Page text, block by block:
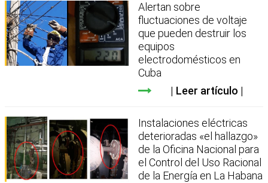
Alertan sobre
fluctuaciones de voltaje
que pueden destruir los
equipos
electrodomésticos en
Cuba
Leer artículo
Instalaciones eléctricas
deterioradas «el hallazgo»
de la Oficina Nacional para
el Control del Uso Racional
de la Energía en La Habana